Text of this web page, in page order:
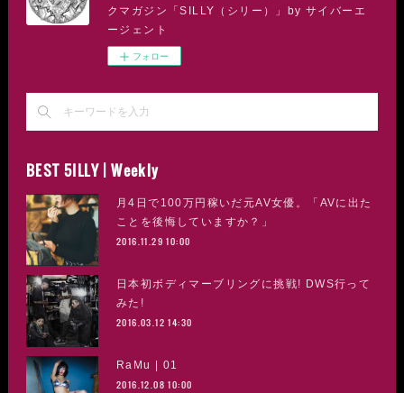
クマガジン「SILLY（シリー）」by サイバーエ
ージェント
フォロー
BEST 5ILLY | Weekly
月4日で100万円稼いだ元AV女優。「AVに出た
ことを後悔していますか？」
2016.11.29 10:00
日本初ボディマーブリングに挑戦! DWS行って
みた!
2016.03.12 14:30
RaMu | 01
2016.12.08 10:00